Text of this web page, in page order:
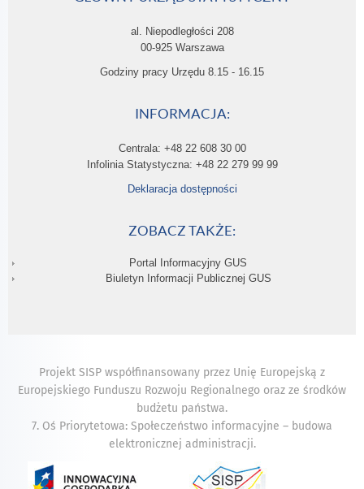
al. Niepodległości 208
00-925 Warszawa
Godziny pracy Urzędu 8.15 - 16.15
INFORMACJA:
Centrala: +48 22 608 30 00
Infolinia Statystyczna: +48 22 279 99 99
Deklaracja dostępności
ZOBACZ TAKŻE:
Portal Informacyjny GUS
Biuletyn Informacji Publicznej GUS
Projekt SISP współfinansowany przez Unię Europejską z
Europejskiego Funduszu Rozwoju Regionalnego oraz ze środków
budżetu państwa.
7. Oś Priorytetowa: Społeczeństwo informacyjne – budowa
elektronicznej administracji.